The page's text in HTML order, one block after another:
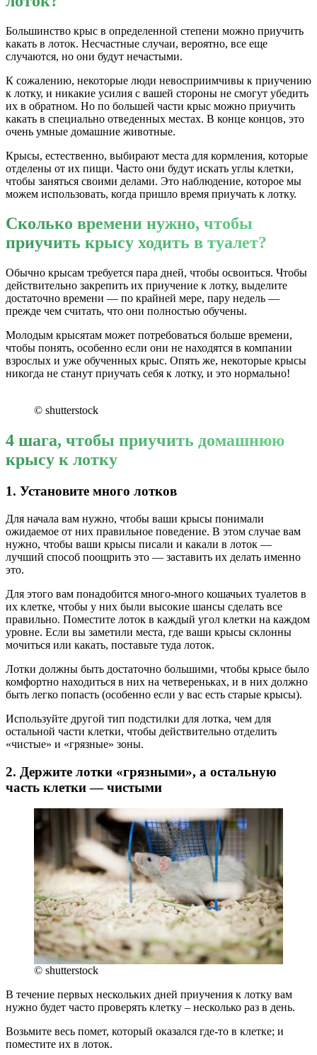
Большинство крыс в определенной степени можно приучить
какать в лоток. Несчастные случаи, вероятно, все еще
случаются, но они будут нечастыми.
К сожалению, некоторые люди невосприимчивы к приучению
к лотку, и никакие усилия с вашей стороны не смогут убедить
их в обратном. Но по большей части крыс можно приучить
какать в специально отведенных местах. В конце концов, это
очень умные домашние животные.
Крысы, естественно, выбирают места для кормления, которые
отделены от их пищи. Часто они будут искать углы клетки,
чтобы заняться своими делами. Это наблюдение, которое мы
можем использовать, когда пришло время приучать к лотку.
Сколько времени нужно, чтобы
приучить крысу ходить в туалет?
Обычно крысам требуется пара дней, чтобы освоиться. Чтобы
действительно закрепить их приучение к лотку, выделите
достаточно времени — по крайней мере, пару недель —
прежде чем считать, что они полностью обучены.
Молодым крысятам может потребоваться больше времени,
чтобы понять, особенно если они не находятся в компании
взрослых и уже обученных крыс. Опять же, некоторые крысы
никогда не станут приучать себя к лотку, и это нормально!
© shutterstock
4 шага, чтобы приучить домашнюю
крысу к лотку
1. Установите много лотков
Для начала вам нужно, чтобы ваши крысы понимали
ожидаемое от них правильное поведение. В этом случае вам
нужно, чтобы ваши крысы писали и какали в лоток —
лучший способ поощрить это — заставить их делать именно
это.
Для этого вам понадобится много-много кошачьих туалетов в
их клетке, чтобы у них были высокие шансы сделать все
правильно. Поместите лоток в каждый угол клетки на каждом
уровне. Если вы заметили места, где ваши крысы склонны
мочиться или какать, поставьте туда лоток.
Лотки должны быть достаточно большими, чтобы крысе было
комфортно находиться в них на четвереньках, и в них должно
быть легко попасть (особенно если у вас есть старые крысы).
Используйте другой тип подстилки для лотка, чем для
остальной части клетки, чтобы действительно отделить
«чистые» и «грязные» зоны.
2. Держите лотки «грязными», а остальную
часть клетки — чистыми
© shutterstock
В течение первых нескольких дней приучения к лотку вам
нужно будет часто проверять клетку – несколько раз в день.
Возьмите весь помет, который оказался где-то в клетке; и
поместите их в лоток.